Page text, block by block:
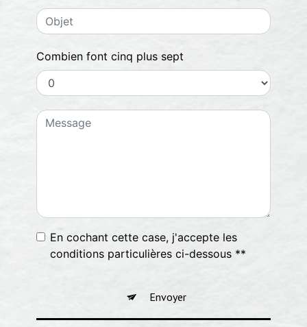
Combien font cinq plus sept
En cochant cette case, j'accepte les
conditions particulières ci-dessous **
Envoyer